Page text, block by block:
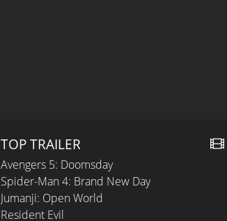
TOP TRAILER
Avengers 5: Doomsday
Spider-Man 4: Brand New Day
Jumanji: Open World
Resident Evil